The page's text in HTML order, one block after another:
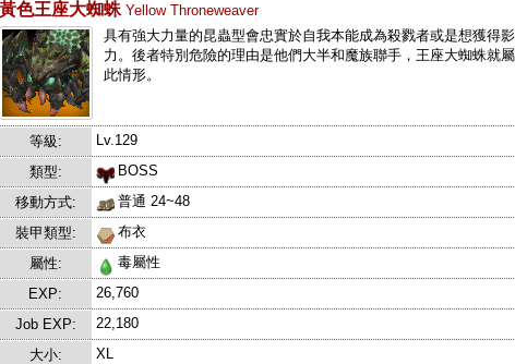
黃色王座大蜘蛛 Yellow Throneweaver
具有強大力量的昆蟲型會忠實於自我本能成為殺戮者或是想獲得
力。後者特別危險的理由是他們大半和魔族聯手，王座大蜘蛛就
此情形。
等級:
Lv.129
類型:
BOSS
移動方式:
普通 24~48
裝甲類型:
布衣
屬性:
毒屬性
EXP:
26,760
Job EXP:
22,180
大小:
XL